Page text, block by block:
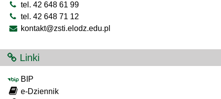
tel. 42 648 61 99
tel. 42 648 71 12
kontakt@zsti.elodz.edu.pl
Linki
BIP
e-Dziennik